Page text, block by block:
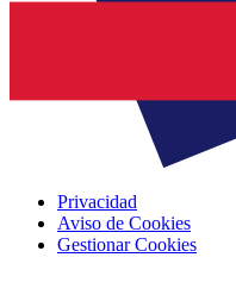
Privacidad
Aviso de Cookies
Gestionar Cookies